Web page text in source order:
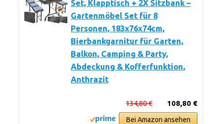
Set, Klapptisch + 2X Sitzbank –
Gartenmöbel Set für 8
Personen, 183x76x74cm,
Bierbankgarnitur für Garten,
Balkon, Camping & Party,
Abdeckung & Kofferfunktion,
Anthrazit
108,80 €
134,80 €
Bei Amazon ansehen